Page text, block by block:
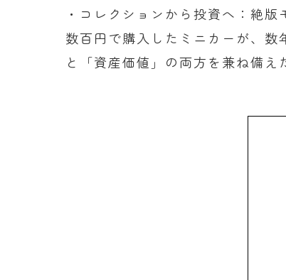
・コレクションから投資へ：絶
数百円で購入したミニカーが、数
と「資産価値」の両方を兼ね備え